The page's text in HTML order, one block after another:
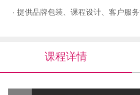
· 提供品牌包装、课程设计、客户服
课程详情